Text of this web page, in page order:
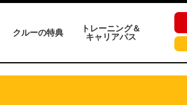
クルーの特典
トレーニング＆
キャリアパス